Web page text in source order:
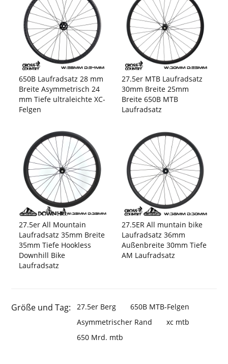
650B Laufradsatz 28 mm
Breite Asymmetrisch 24
mm Tiefe ultraleichte XC-
Felgen
27.5er MTB Laufradsatz
30mm Breite 25mm
Breite 650B MTB
Laufradsatz
27.5er All Mountain
Laufradsatz 35mm Breite
35mm Tiefe Hookless
Downhill Bike
Laufradsatz
27.5ER All muntain bike
Laufradsatz 36mm
Außenbreite 30mm Tiefe
AM Laufradsatz
Größe und Tag: 27.5er Berg
650B MTB-Felgen
Asymmetrischer Rand
xc mtb
650 Mrd. mtb